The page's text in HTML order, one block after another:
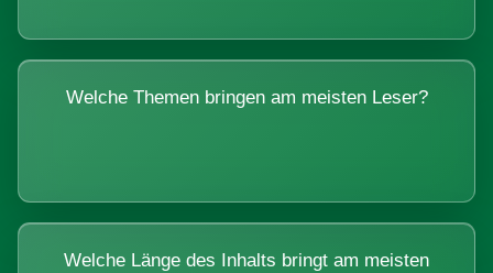
Welche Themen bringen am meisten Leser?
Welche Länge des Inhalts bringt am meisten